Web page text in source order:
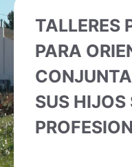
TALLERES
PARA
SUS HIJOS